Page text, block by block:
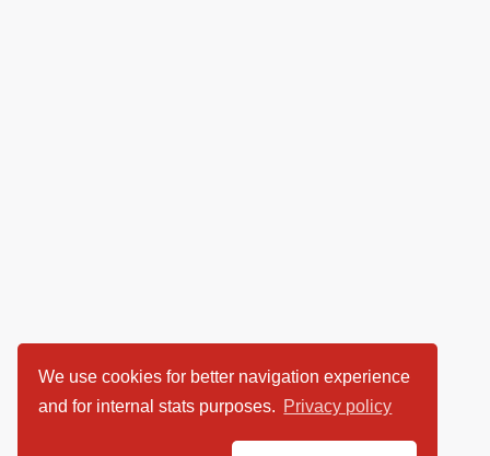
We use cookies for better navigation experience
and for internal stats purposes. Privacy policy